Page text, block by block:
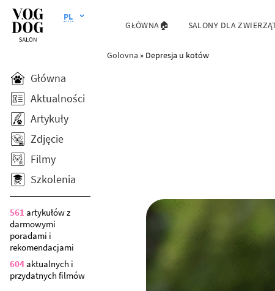
PL
GŁÓWNA🏠
SALONY DLA
Golovna » Depresja u kotów
Główna
Aktualności
Artykuły
Zdjęcie
Filmy
Szkolenia
561 artykułów z
darmowymi
poradami i
rekomendacjami
604aktualnych i
przydatnych filmów